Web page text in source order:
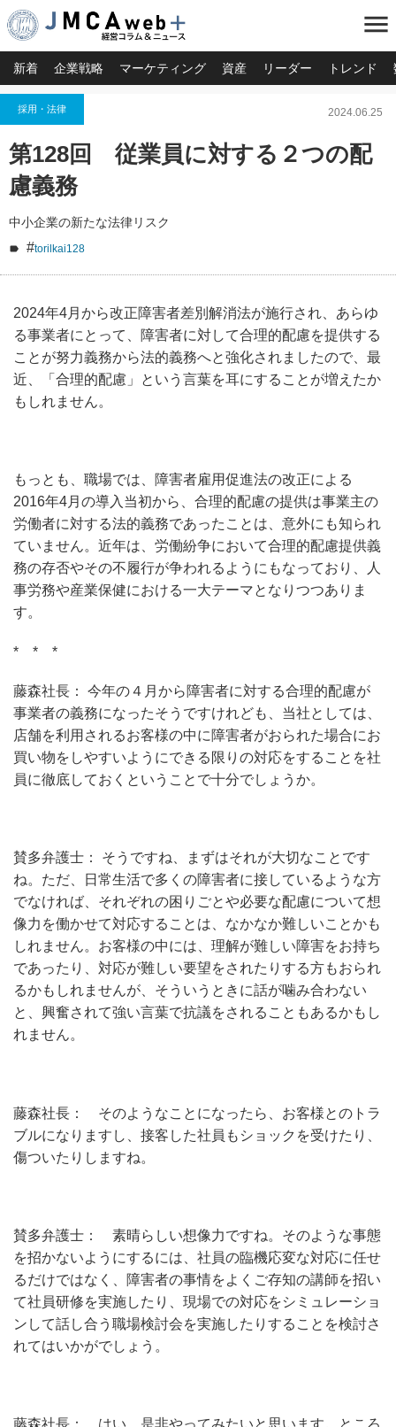
menu
新着 企業戦略 マーケティング 資産 リーダー トレンド
採用・法律 2024.06.25
第128回 従業員に対する２つの配
慮義務
中小企業の新たな法律リスク
#torilkai128
2024年4月から改正障害者差別解消法が施行され、あらゆ
る事業者にとって、障害者に対して合理的配慮を提供する
ことが努力義務から法的義務へと強化されましたので、最
近、「合理的配慮」という言葉を耳にすることが増えたか
もしれません。
もっとも、職場では、障害者雇用促進法の改正による
2016年4月の導入当初から、合理的配慮の提供は事業主の
労働者に対する法的義務であったことは、意外にも知られ
ていません。近年は、労働紛争において合理的配慮提供義
務の存否やその不履行が争われるようにもなっており、人
事労務や産業保健における一大テーマとなりつつありま
す。
* * *
藤森社長： 今年の４月から障害者に対する合理的配慮が
事業者の義務になったそうですけれども、当社としては、
店舗を利用されるお客様の中に障害者がおられた場合にお
買い物をしやすいようにできる限りの対応をすることを社
員に徹底しておくということで十分でしょうか。
賛多弁護士： そうですね、まずはそれが大切なことです
ね。ただ、日常生活で多くの障害者に接しているような方
でなければ、それぞれの困りごとや必要な配慮について想
像力を働かせて対応することは、なかなか難しいことかも
しれません。お客様の中には、理解が難しい障害をお持ち
であったり、対応が難しい要望をされたりする方もおられ
るかもしれませんが、そういうときに話が噛み合わない
と、興奮されて強い言葉で抗議をされることもあるかもし
れません。
藤森社長： そのようなことになったら、お客様とのトラ
ブルになりますし、接客した社員もショックを受けたり、
傷ついたりしますね。
賛多弁護士： 素晴らしい想像力ですね。そのような事態
を招かないようにするには、社員の臨機応変な対応に任せ
るだけではなく、障害者の事情をよくご存知の講師を招い
て社員研修を実施したり、現場での対応をシミュレーショ
ンして話し合う職場検討会を実施したりすることを検討さ
れてはいかがでしょう。